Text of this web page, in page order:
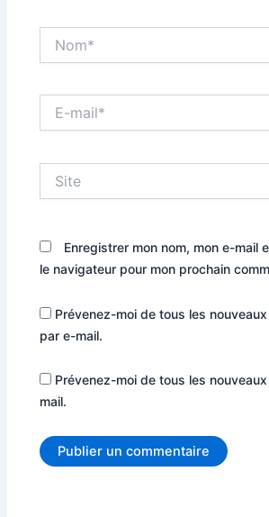
mail*
Enregistrer mon nom, mon e-mail
le navigateur pour mon prochain
Prévenez-moi de tous les
par e-mail.
Prévenez-moi de tous les
mail.